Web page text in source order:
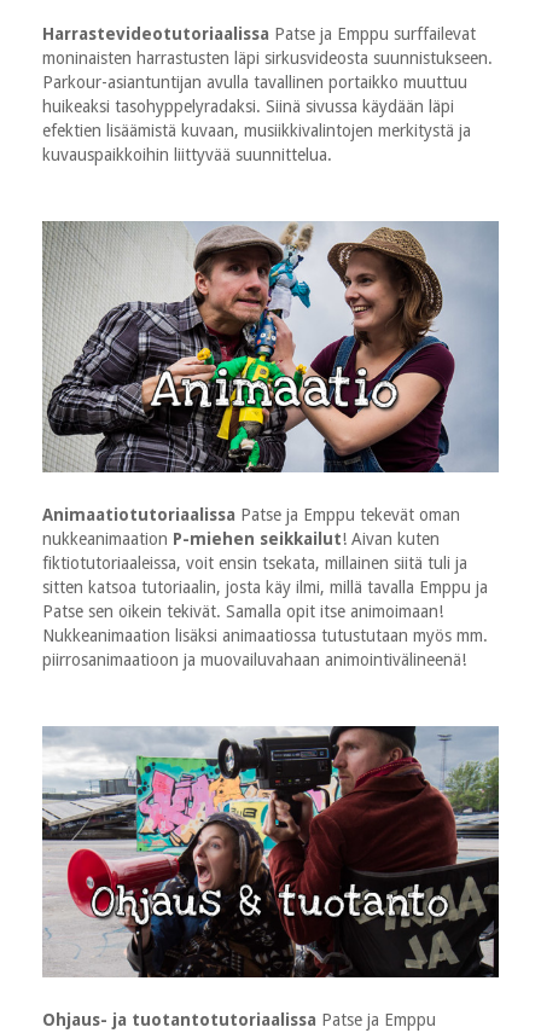
Harrastevideotutoriaalissa Patse ja Emppu surffailevat
moninaisten harrastusten läpi sirkusvideosta suunnistukseen.
Parkour-asiantuntijan avulla tavallinen portaikko muuttuu
huikeaksi tasohyppelyradaksi. Siinä sivussa käydään läpi
efektien lisäämistä kuvaan, musiikkivalintojen merkitystä ja
kuvauspaikkoihin liittyvää suunnittelua.
Animaatiotutoriaalissa Patse ja Emppu tekevät oman
nukkeanimaation P-miehen seikkailut! Aivan kuten
fiktiotutoriaaleissa, voit ensin tsekata, millainen siitä tuli ja
sitten katsoa tutoriaalin, josta käy ilmi, millä tavalla Emppu ja
Patse sen oikein tekivät. Samalla opit itse animoimaan!
Nukkeanimaation lisäksi animaatiossa tutustutaan myös mm.
piirrosanimaatioon ja muovailuvahaan animointivälineenä!
Ohjaus- ja tuotantotutoriaalissa Patse ja Emppu